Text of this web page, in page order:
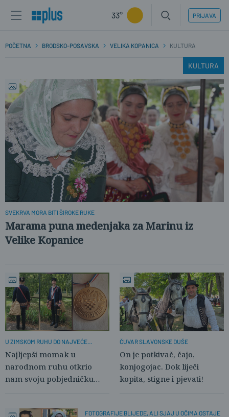
33° PRIJAVA
POČETNA BRODSKO-POSAVSKA VELIKA KOPANICA KULTURA
KULTURA
SVEKRVA MORA BITI ŠIROKE RUKE
Marama puna medenjaka za Marinu iz
Velike Kopanice
U ZIMSKOM RUHU DO NAJVEĆE
Najljepši momak u
narodnom ruhu otkrio
nam svoju pobjedničku
ČUVAR SLAVONSKE DUŠE
On je potkivač, čajo,
konjogojac. Dok liječi
kopita, stigne i pjevati!
FOTOGRAFIJE BLIJEDE, ALI SJAJ U OČIMA OSTAJE